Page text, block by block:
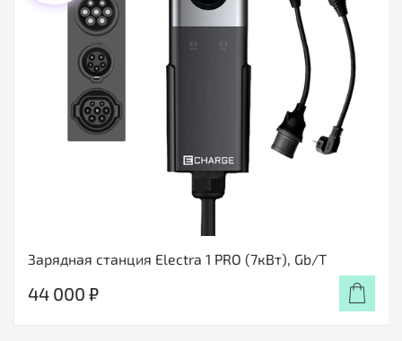
Зарядная станция Electra 1 PRO (7кВт), Gb/T
44 000 ₽